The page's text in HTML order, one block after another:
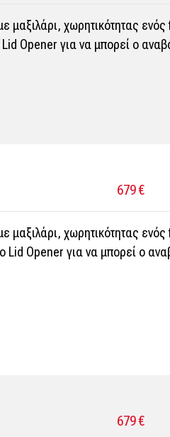
μαξιλάρι, χωρητικότητας
Opener για να μπορεί ο
679 €
μαξιλάρι, χωρητικότητας
Opener για να μπορεί ο
679 €